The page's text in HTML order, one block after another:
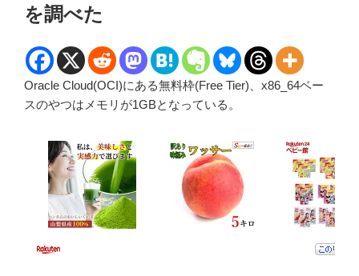
を調べた
Oracle Cloud(OCI)にある無料枠(Free Tier)、x86_64ベー
スのやつはメモリが1GBとなっている。